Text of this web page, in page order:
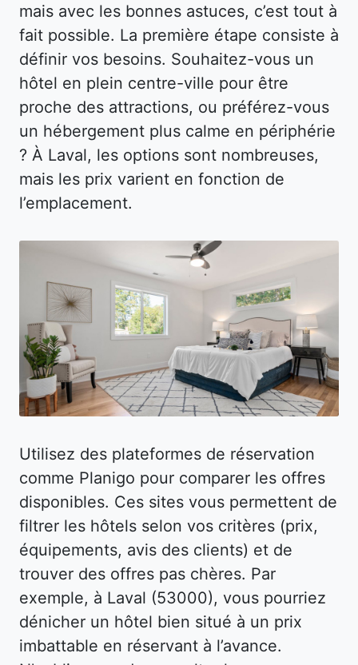
mais avec les bonnes astuces, c’est tout à
fait possible. La première étape consiste à
définir vos besoins. Souhaitez-vous un
hôtel en plein centre-ville pour être
proche des attractions, ou préférez-vous
un hébergement plus calme en périphérie
? À Laval, les options sont nombreuses,
mais les prix varient en fonction de
l’emplacement.
Utilisez des plateformes de réservation
comme Planigo pour comparer les offres
disponibles. Ces sites vous permettent de
filtrer les hôtels selon vos critères (prix,
équipements, avis des clients) et de
trouver des offres pas chères. Par
exemple, à Laval (53000), vous pourriez
dénicher un hôtel bien situé à un prix
imbattable en réservant à l’avance.